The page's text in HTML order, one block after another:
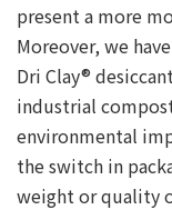
present a more
Moreover, we
Dri Clay®
industrial
environmental
the switch in
weight or quality